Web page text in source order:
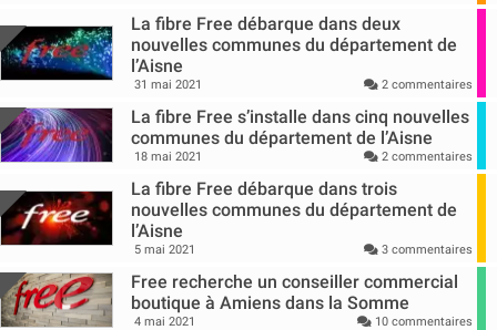
La fibre Free débarque dans deux
nouvelles communes du département de
l’Aisne
31 mai 2021 2 commentaires
La fibre Free s’installe dans cinq nouvelles
communes du département de l’Aisne
18 mai 2021 2 commentaires
La fibre Free débarque dans trois
nouvelles communes du département de
l’Aisne
5 mai 2021 3 commentaires
Free recherche un conseiller commercial
boutique à Amiens dans la Somme
4 mai 2021 10 commentaires